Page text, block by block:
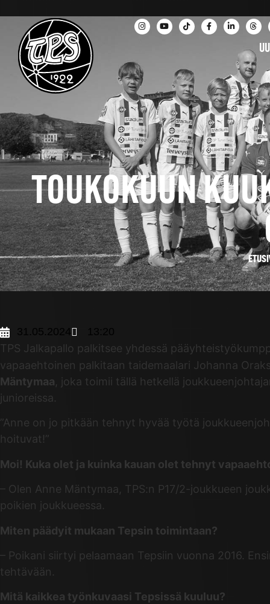
TOUKOKUUN
TPS Jalkapallo palkitsee yhdessä
vapaaehtoinen palkitaan taidemaalari Johanna
Mäntymaa , joka toimii tällä hetkellä
junioreissa.
”Anne on jo pitkään tehnyt hyvää työtä
hoituvat!”
Moi! Kuka olet ja kuinka kauan olet tehnyt
– Olen Anne Mäntymaa, TPS:n P17/2-joukkueen
poikien joukkueessa.
Miten päädyit mukaan Tepsin toimintaan?
– Poikani siirtyi pelaamaan Tepsiin vuonna 2016.
tehtävään.
Mitä kaikkea työnkuvaasi Tepsissä kuuluu?